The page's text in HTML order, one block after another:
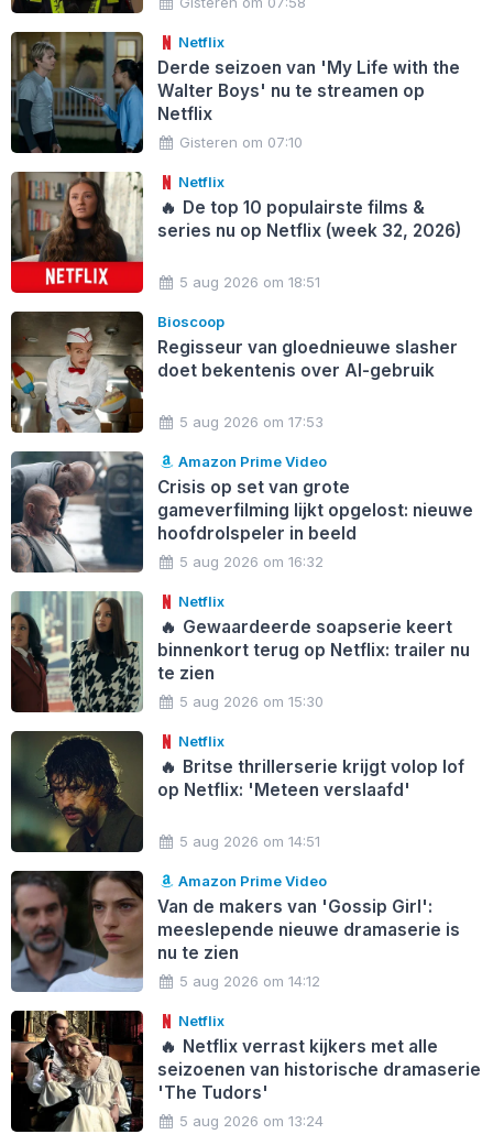
Netflix
Derde seizoen van 'My Life with the
Walter Boys' nu te streamen op
Netflix
Gisteren om 07:10
Netflix
🔥 De top 10 populairste films &
series nu op Netflix (week 32, 2026)
5 aug 2026 om 18:51
Bioscoop
Regisseur van gloednieuwe slasher
doet bekentenis over AI-gebruik
5 aug 2026 om 17:53
Amazon Prime Video
Crisis op set van grote
gameverfilming lijkt opgelost: nieuwe
hoofdrolspeler in beeld
5 aug 2026 om 16:32
Netflix
🔥 Gewaardeerde soapserie keert
binnenkort terug op Netflix: trailer nu
te zien
5 aug 2026 om 15:30
Netflix
🔥 Britse thrillerserie krijgt volop lof
op Netflix: 'Meteen verslaafd'
5 aug 2026 om 14:51
Amazon Prime Video
Van de makers van 'Gossip Girl':
meeslepende nieuwe dramaserie is
nu te zien
5 aug 2026 om 14:12
Netflix
🔥 Netflix verrast kijkers met alle
seizoenen van historische dramaserie
'The Tudors'
5 aug 2026 om 13:24